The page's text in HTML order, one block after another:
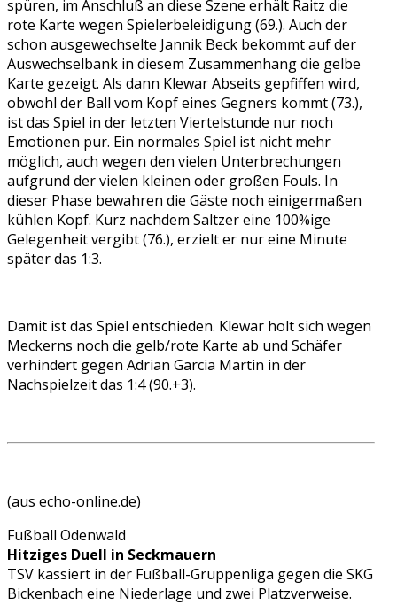
spüren, im Anschluß an diese Szene erhält Raitz die
rote Karte wegen Spielerbeleidigung (69.). Auch der
schon ausgewechselte Jannik Beck bekommt auf der
Auswechselbank in diesem Zusammenhang die gelbe
Karte gezeigt. Als dann Klewar Abseits gepfiffen wird,
obwohl der Ball vom Kopf eines Gegners kommt (73.),
ist das Spiel in der letzten Viertelstunde nur noch
Emotionen pur. Ein normales Spiel ist nicht mehr
möglich, auch wegen den vielen Unterbrechungen
aufgrund der vielen kleinen oder großen Fouls. In
dieser Phase bewahren die Gäste noch einigermaßen
kühlen Kopf. Kurz nachdem Saltzer eine 100%ige
Gelegenheit vergibt (76.), erzielt er nur eine Minute
später das 1:3.
Damit ist das Spiel entschieden. Klewar holt sich wegen
Meckerns noch die gelb/rote Karte ab und Schäfer
verhindert gegen Adrian Garcia Martin in der
Nachspielzeit das 1:4 (90.+3).
(aus echo-online.de)
Fußball Odenwald
Hitziges Duell in Seckmauern
TSV kassiert in der Fußball-Gruppenliga gegen die SKG
Bickenbach eine Niederlage und zwei Platzverweise.